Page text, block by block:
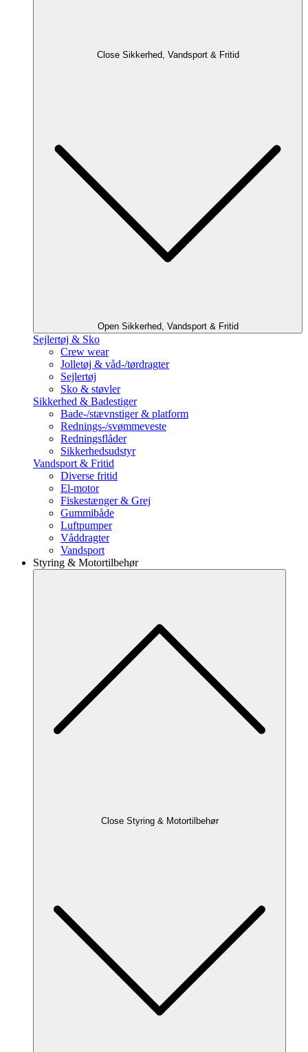
Close Sikkerhed, Vandsport & Fritid
Open Sikkerhed, Vandsport & Fritid
Sejlertøj & Sko
Crew wear
Jolletøj & våd-/tørdragter
Sejlertøj
Sko & støvler
Sikkerhed & Badestiger
Bade-/stævnstiger & platform
Rednings-/svømmeveste
Redningsflåder
Sikkerhedsudstyr
Vandsport & Fritid
Diverse fritid
El-motor
Fiskestænger & Grej
Gummibåde
Luftpumper
Våddragter
Vandsport
Styring & Motortilbehør
Close Styring & Motortilbehør